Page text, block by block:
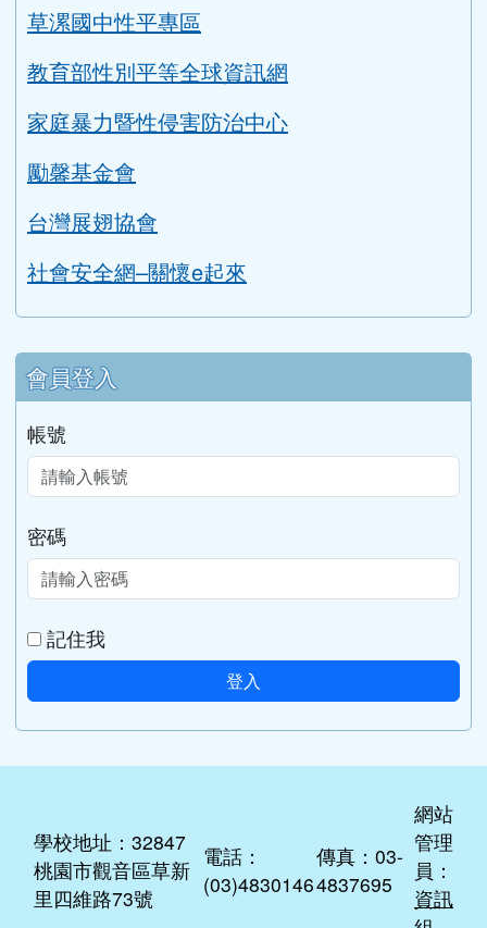
草漯國中性平專區
教育部性別平等全球資訊網
家庭暴力暨性侵害防治中心
勵馨基金會
台灣展翅協會
社會安全網–關懷e起來
會員登入
帳號
密碼
記住我
登入
學校地址：32847
桃園市觀音區草新
里四維路73號
電話：
(03)4830146
傳真：03-
4837695
網站
管理
員：
資訊